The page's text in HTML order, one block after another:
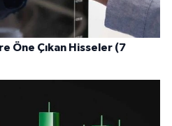
Öne Çıkan Hisseler (7